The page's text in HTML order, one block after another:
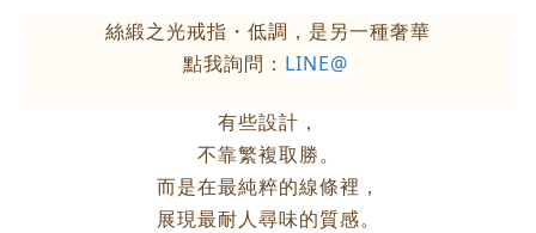
絲緞之光戒指・低調，是另一種奢華
點我詢問： LINE@
有些設計，
不靠繁複取勝。
而是在最純粹的線條裡，
展現最耐人尋味的質感。